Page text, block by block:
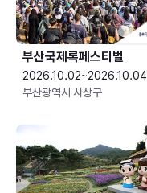
부산국제록페스티벌
2026.10.02~2026.10.04
부산광역시 사상구